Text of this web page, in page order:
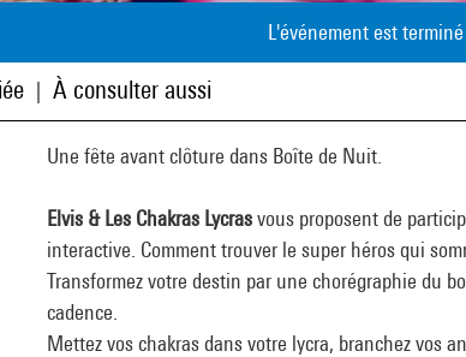
L'événement est terminé
À consulter aussi
Une fête avant clôture dans Boîte de Nuit.
Elvis & Les Chakras Lycrasvous proposent de
interactive. Comment trouver le super héros qui
Transformez votre destin par une chorégraphie du
cadence.
Mettez vos chakras dans votre lycra, branchez vos